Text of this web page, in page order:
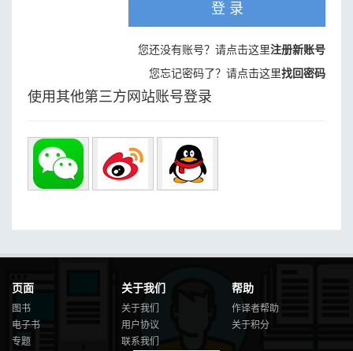
登 录
您还没有账号？请点击这里注册新账号
您忘记密码了？请点击这里找回密码
使用其他第三方网站账号登录
页面
图书
电子书
专题
关于我们
关于我们
用户协议
联系我们
帮助
作译者帮助
关于积分